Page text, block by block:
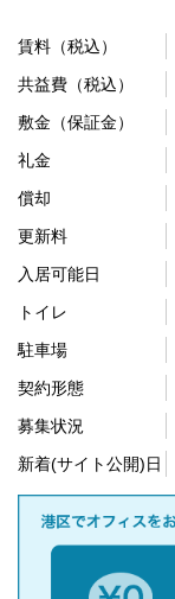
賃料（税込）
共益費（税込）
敷金（保証金）
礼金
償却
更新料
入居可能日
トイレ
駐車場
契約形態
募集状況
新着(サイト公開)日